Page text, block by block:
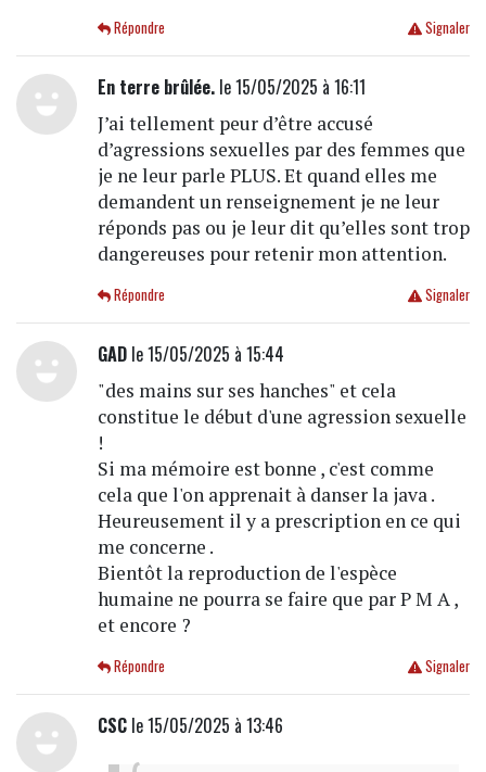
Signaler
Répondre
En terre brûlée.le 15/05/2025 à 16:11
J’ai tellement peur d’être accusé
d’agressions sexuelles par des femmes que
je ne leur parle PLUS. Et quand elles me
demandent un renseignement je ne leur
réponds pas ou je leur dit qu’elles sont trop
dangereuses pour retenir mon attention.
Signaler
Répondre
GADle 15/05/2025 à 15:44
"des mains sur ses hanches" et cela
constitue le début d'une agression sexuelle
!
Si ma mémoire est bonne , c'est comme
cela que l'on apprenait à danser la java .
Heureusement il y a prescription en ce qui
me concerne .
Bientôt la reproduction de l'espèce
humaine ne pourra se faire que par P M A ,
et encore ?
Signaler
Répondre
CSCle 15/05/2025 à 13:46